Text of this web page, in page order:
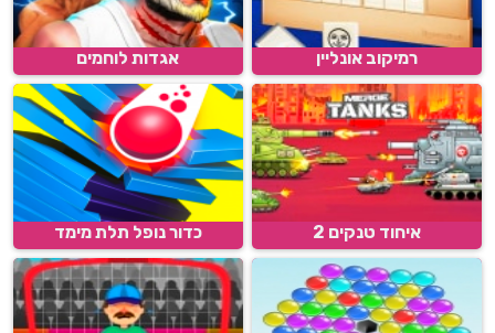
רמיקוב אונליין אגדות לוחמים
איחוד טנקים 2 כדור נופל תלת מימד